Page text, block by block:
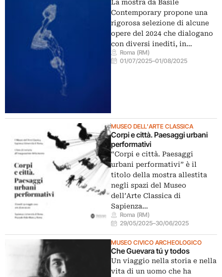
La mostra da Basile
Contemporary propone una
rigorosa selezione di alcune
opere del 2024 che dialogano
con diversi inediti, in…
Roma (RM)
01/07/2025–01/08/2025
MUSEO DELL'ARTE CLASSICA
Corpi e città. Paesaggi urbani
performativi
“Corpi e città. Paesaggi
urbani performativi” è il
titolo della mostra allestita
negli spazi del Museo
dell’Arte Classica di
Sapienza…
Roma (RM)
29/05/2025–30/06/2025
MUSEO CIVICO ARCHEOLOGICO
Che Guevara tú y todos
Un viaggio nella storia e nella
vita di un uomo che ha